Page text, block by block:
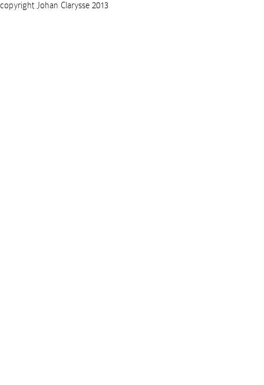
copyright Johan Clarysse 2013